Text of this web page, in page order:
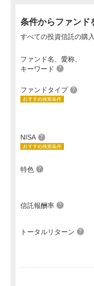
条件からファンド
すべての投資信託の購
ファンド名、愛称、
キーワード
ファンドタイプ
NISA
特色
信託報酬率
トータルリターン